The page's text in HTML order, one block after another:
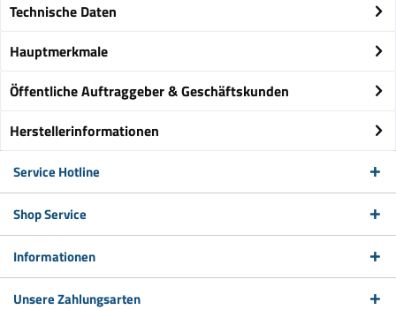
Technische Daten
Hauptmerkmale
Öffentliche Auftraggeber & Geschäftskunden
Herstellerinformationen
Service Hotline
Shop Service
Informationen
Unsere Zahlungsarten